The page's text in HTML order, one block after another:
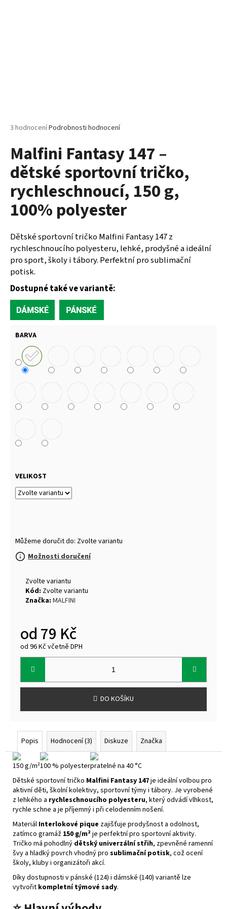
Průměrné
produktu
je
5,0
z
hvězdiček.
3 hodnoceníPodrobnosti hodnocení
Malfini Fantasy 147 –
dětské sportovní tričko,
rychleschnoucí, 150 g,
100% polyester
Dětské sportovní tričko Malfini Fantasy 147 z
rychleschnoucího polyesteru, lehké, prodyšné a ideální
pro sport, školy i tábory. Perfektní pro sublimační
potisk.
Dostupné také ve variantě:
BARVA
VELIKOST
Můžeme doručit do: Zvolte variantu
Možnosti doručení
Zvolte variantu
Kód: Zvolte variantu
Značka: MALFINI
od79 Kč
od 96 Kčvčetně DPH
Měrná
cena:
DO KOŠÍKU
Popis Hodnocení (3) Diskuze Značka
150 g/m²100 % polyesterpratelné na 40 °C
Dětské sportovní tričko Malfini Fantasy 147je ideální volbou pro
aktivní děti, školní kolektivy, sportovní týmy i tábory. Je vyrobené
z lehkého a rychleschnoucího polyesteru, který odvádí vlhkost,
rychle schne a je příjemný i při celodenním nošení.
Materiál Interlokové pique zajišťuje prodyšnost a odolnost,
zatímco gramáž 150 g/m²je perfektní pro sportovní aktivity.
Tričko má pohodlný dětský univerzální střih, zpevněné ramenní
švy a hladký povrch vhodný pro sublimační potisk, což ocení
školy, kluby i organizátoři akcí.
Díky dostupnosti v pánské (124) i dámské (140) variantě lze
vytvořit kompletní týmové sady.
TRIČKO/
VOLNÝ
STŘIH,
150
G
140
Kč